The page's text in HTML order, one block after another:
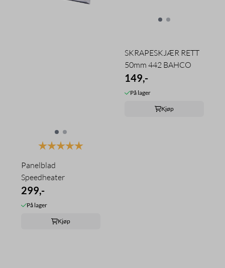
Karakter:
Panelblad
Speedheater
299,-
På lager
Kjøp
SKRAPESKJÆR RETT
50mm 442 BAHCO
149,-
På lager
Kjøp